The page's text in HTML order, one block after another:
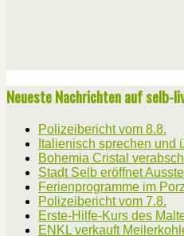
Neueste Nachrichten auf selb-
Polizeibericht vom 8.8.
Italienisch sprechen und
Bohemia Cristal
Stadt Selb eröffnet
Ferienprogramme im
Polizeibericht vom 7.8.
Erste-Hilfe-Kurs des
ENKL verkauft